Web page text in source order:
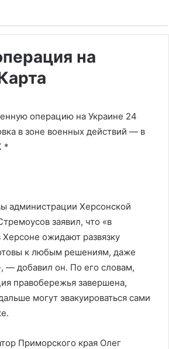
на
операцию на Украине 24
в зоне военных действий — в
*
администрации Херсонской
заявил, что «в
ожидают развязку
к любым решениям, даже
добавил он. По его словам,
правобережья завершена,
могут эвакуироваться сами
Приморского края Олег